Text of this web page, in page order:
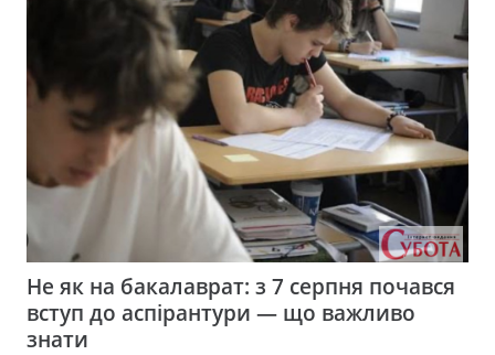
Не як на бакалаврат: з 7 серпня почався
вступ до аспірантури — що важливо
знати